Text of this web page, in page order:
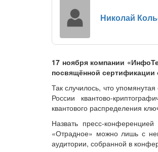
Николай
17 ноября компании
посвящённой сертификации
Так случилось, что
России квантово-
квантового распределения
Назвать пресс-
«Отрадное» можно лишь с
аудитории, собранной в